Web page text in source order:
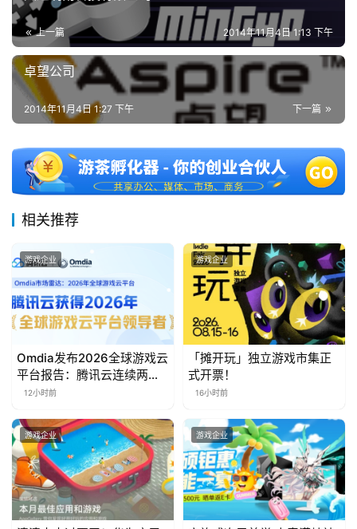
届
金
茶
奖
月
3
0
日
游
茶
接
会
上
海
站
上一篇 2014年11月4日 1:13 下午
卓望公司
下一篇
2014年11月4日 1:27 下午
相关推荐
游戏企业
Omdia发布2026全球游戏云
平台报告：腾讯云连续两年
入选“领导者”象限
12小时前
游戏企业
「摊开玩」独立游戏市集正
式开票！
16小时前
游戏企业 游戏企业